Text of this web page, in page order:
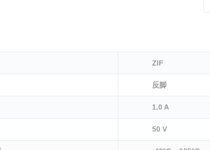
ZIF
反脚
1.0 A
50 V